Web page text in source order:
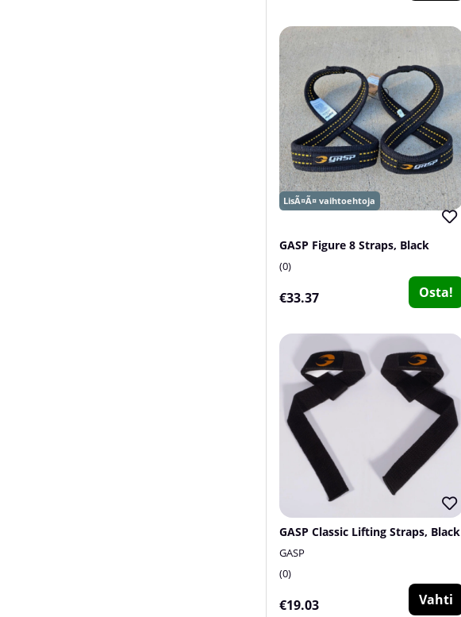
GASP Figure 8 Straps, Black
0
€33.37 Osta!
GASP Classic Lifting Straps, Black
GASP
0
€19.03 Vahti